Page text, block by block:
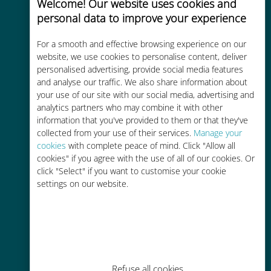
Welcome! Our website uses cookies and
personal data to improve your experience
For a smooth and effective browsing experience on our
website, we use cookies to personalise content, deliver
personalised advertising, provide social media features
and analyse our traffic. We also share information about
your use of our site with our social media, advertising and
analytics partners who may combine it with other
information that you've provided to them or that they've
collected from your use of their services. Manage your
cookies with complete peace of mind. Click "Allow all
cookies" if you agree with the use of all of our cookies. Or
click "Select" if you want to customise your cookie
settings on our website.
Refuse all cookies
Uygun maliyetli
Mevcut operatörünüzle dolaşım
ücretlerinden %90'a kadar daha
ucuz
Kolay doldurma
Ubigi uygulaması aracılığıyla her